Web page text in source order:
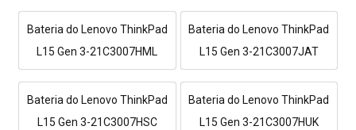
Bateria do Lenovo ThinkPad
L15 Gen 3-21C3007HML
Bateria do Lenovo ThinkPad
L15 Gen 3-21C3007JAT
Bateria do Lenovo ThinkPad
L15 Gen 3-21C3007HSC
Bateria do Lenovo ThinkPad
L15 Gen 3-21C3007HUK